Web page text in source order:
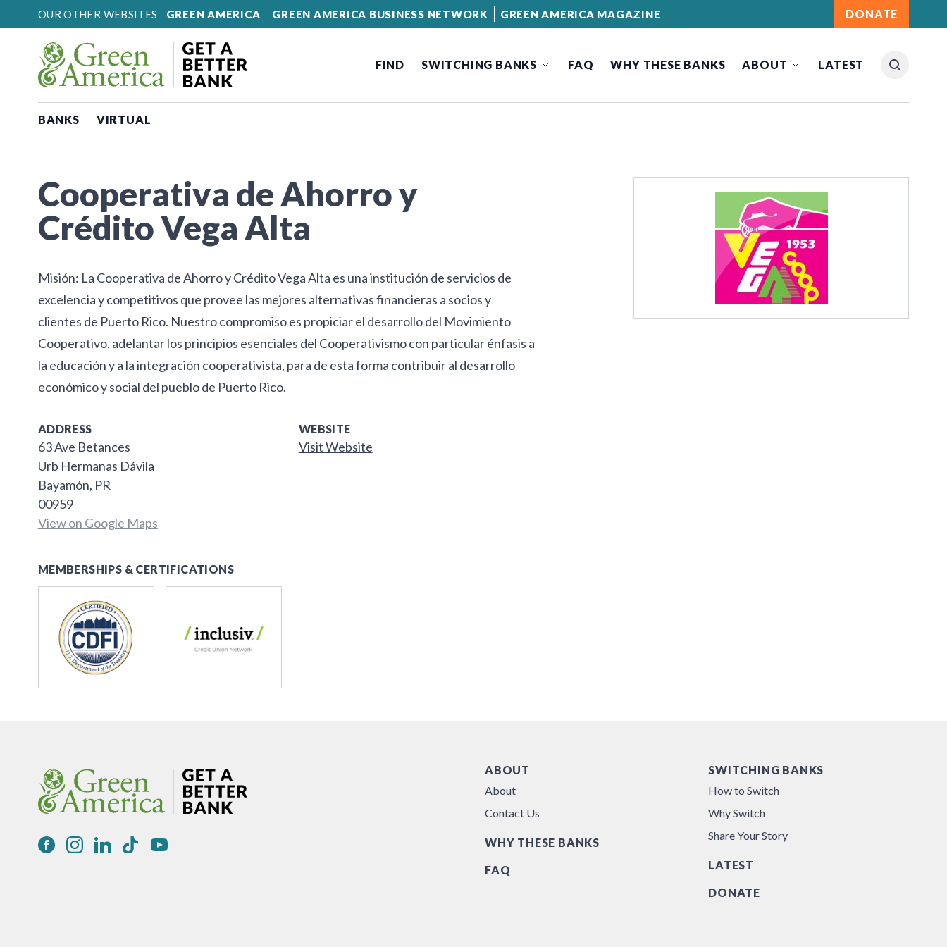
Skip to content
OUR OTHER WEBSITES GREEN AMERICA GREEN AMERICA BUSINESS NETWORK GREEN AMERICA MAGAZINE DONATE
FIND SWITCHING BANKS FAQ WHY THESE BANKS ABOUT LATEST
BANKS VIRTUAL
Cooperativa de Ahorro y
Crédito Vega Alta
Misión: La Cooperativa de Ahorro y Crédito Vega Alta es una institución de servicios de
excelencia y competitivos que provee las mejores alternativas financieras a socios y
clientes de Puerto Rico. Nuestro compromiso es propiciar el desarrollo del Movimiento
Cooperativo, adelantar los principios esenciales del Cooperativismo con particular énfasis a
la educación y a la integración cooperativista, para de esta forma contribuir al desarrollo
económico y social del pueblo de Puerto Rico.
ADDRESS
63 Ave Betances
Urb Hermanas Dávila
Bayamón, PR
00959
View on Google Maps
WEBSITE
Visit Website
MEMBERSHIPS & CERTIFICATIONS
ABOUT
About
Contact Us
WHY THESE BANKS
FAQ
SWITCHING BANKS
How to Switch
Why Switch
Share Your Story
LATEST
DONATE